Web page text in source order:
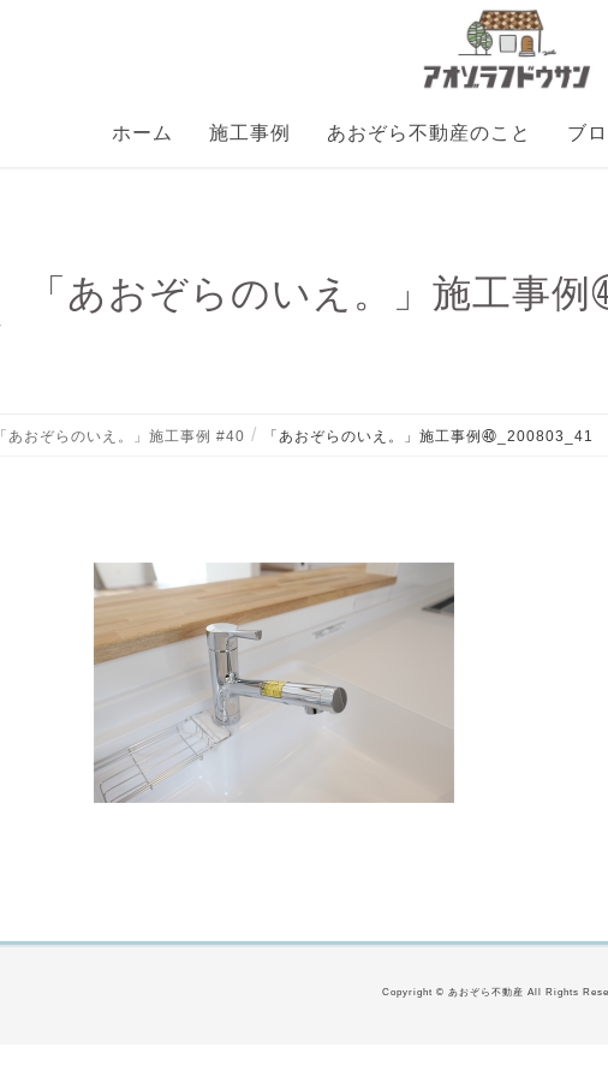
ホーム 施工事例 あおぞら不動産のこと ブ
「あおぞらのいえ。」施工事
「あおぞらのいえ。」施工事例 #40 「あおぞらのいえ。」施工事例㊵_200803_41
Copyright © あおぞら不動産 All Rights